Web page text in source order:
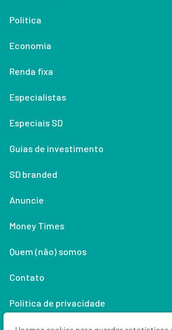
Política
Economia
Renda fixa
Especialistas
Especiais SD
Guias de investimento
SD branded
Anuncie
Money Times
Quem (não) somos
Contato
Política de privacidade